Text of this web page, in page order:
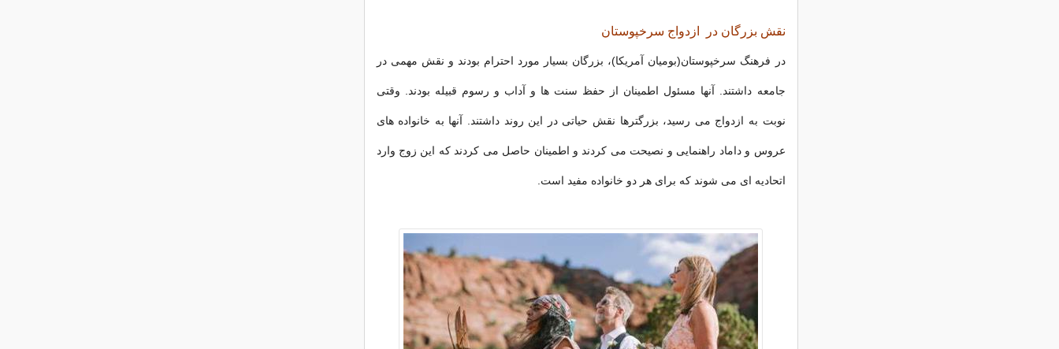
نقش بزرگان در ازدواج سرخپوستان
در فرهنگ سرخپوستان(بومیان آمریکا)، بزرگان بسیار مورد احترام بودند و نقش مهمی در
جامعه داشتند. آنها مسئول اطمینان از حفظ سنت ها و آداب و رسوم قبیله بودند. وقتی
نوبت به ازدواج می رسید، بزرگترها نقش حیاتی در این روند داشتند. آنها به خانواده های
عروس و داماد راهنمایی و نصیحت می کردند و اطمینان حاصل می کردند که این زوج وارد
اتحادیه ای می شوند که برای هر دو خانواده مفید است.